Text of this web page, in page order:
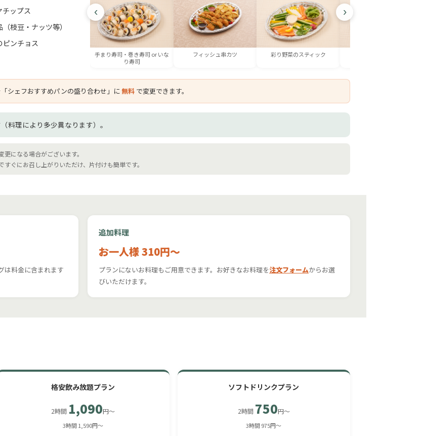
チップス
枝豆・ナッツ等）
ピンチョス
‹
手まり寿司・巻き寿司 or いな
り寿司
フィッシュ串カツ 彩り野菜のスティック
›
シェフおすすめパンの盛り合わせ」に無料 で変更できます。
料理により多少異なります）。
になる場合がございます。
ぐにお召し上がりいただけ、片付けも簡単です。
は料金に含まれます
追加料理
お一人様 310円〜
プランにないお料理もご用意できます。お好きなお料理を注文フォームからお選
びいただけます。
格安飲み放題プラン
2時間 1,090円〜
3時間 1,590円〜
ソフトドリンクプラン
2時間 750円〜
3時間 975円〜